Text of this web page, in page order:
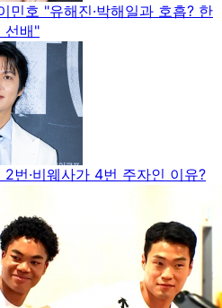
호 "유해진·박해일과 호흡? 한
선배"
번·비웨사가 4번 주자인 이유?